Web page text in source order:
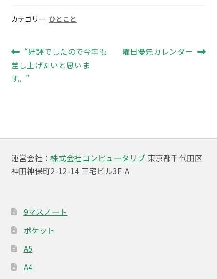
カテゴリー: ひとこと
投
稿
ー
シ
ン
前
の
投
“好評でしたので今年も
差し上げたいと思いま
す。”
次
曜日優先カレンダー
運営会社：株式会社コンピュータリブ 東京都千代田区
神田神保町2-12-14 三宅ビル3F-A
9マスノート
ポケット
A5
A4